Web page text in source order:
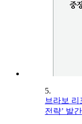
5.
브라보 리
전략’ 발간